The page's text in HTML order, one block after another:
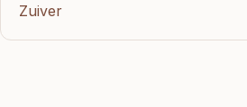
Zuiver